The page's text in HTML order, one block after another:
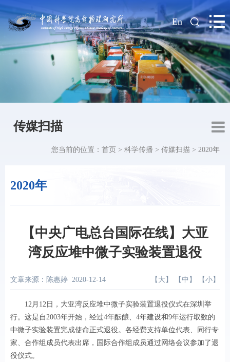
| En
传媒扫描
2020年
您当前的位置： 首页 > 科学传播 > 传媒扫描 > 2020年
【中央广电总台国际在线】大亚
湾反应堆中微子实验装置退役
文章来源：陈惠婷 2020-12-14 【 大 】 【 中 】 【 小 】
12月12日，大亚湾反应堆中微子实验装置退役仪式在深圳举
行。这是自2003年开始，经过4年酝酿、4年建设和9年运行取数的
中微子实验装置完成使命正式退役。各经费支持单位代表、同行专
家、合作组成员代表出席，国际合作组成员通过网络会议参加了退
役仪式。